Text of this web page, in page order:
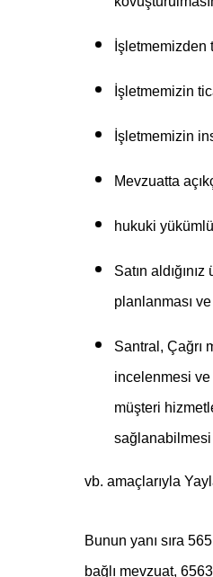
İşletmemizin
İşletmemizin
Mevzuatta
hukuki
Satın
planlanması
Santral, Çağrı
incelenmesi
müşteri
vb. amaçlarıyla
Bunun yanı sıra
bağlı mevzuat,